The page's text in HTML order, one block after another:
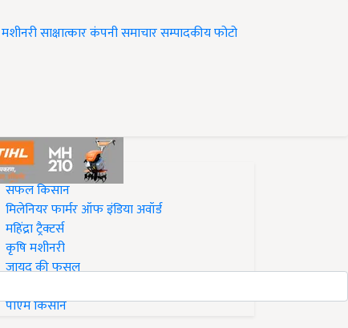
मशीनरीसाक्षात्कारकंपनी समाचारसम्पादकीयफोटो
on Krishi Jagran
सफल किसान
मिलेनियर फार्मर ऑफ इंडिया अवॉर्ड
महिंद्रा ट्रैक्टर्स
कृषि मशीनरी
जायद की फसल
पीएम किसान